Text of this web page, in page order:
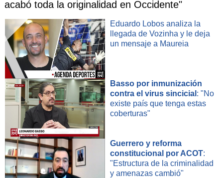
acabó toda la originalidad en Occidente"
Eduardo Lobos analiza la
llegada de Vozinha y le deja
un mensaje a Maureia
Basso por inmunización
contra el virus sincicial : "No
existe país que tenga estas
coberturas"
Guerrero y reforma
constitucional por ACOT:
"Estructura de la criminalidad
y amenazas cambió"